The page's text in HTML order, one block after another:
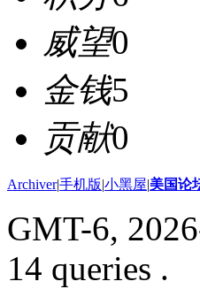
威望0
金钱5
贡献0
Archiver|手机版|小黑屋|美国论
GMT-6,
14 queries .